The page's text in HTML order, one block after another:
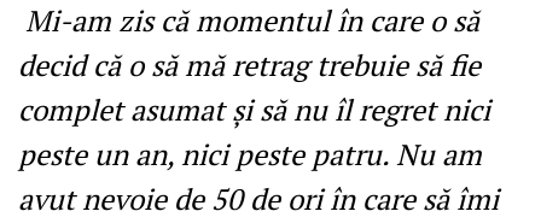
Mi-am zis că momentul în care o să
decid că o să mă retrag trebuie să fie
complet asumat și să nu îl regret nici
peste un an, nici peste patru. Nu am
avut nevoie de 50 de ori în care să îmi